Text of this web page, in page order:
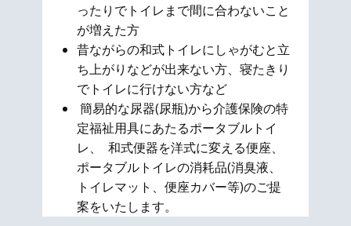
ったりでトイレまで間に合わないこと
が増えた方
昔ながらの和式​トイレにしゃがむと立
ち上がりなどが出来ない方、寝たきり
でトイレに行けない方など
簡易的な尿器(尿瓶)から介護保険の特
定福祉用具にあたるポータブルトイ
レ、 和式便器を洋式に変える便座、​
ポータブルトイレの消耗品(消臭液、
トイレマット、便座カバー等)のご提
案をいたします。